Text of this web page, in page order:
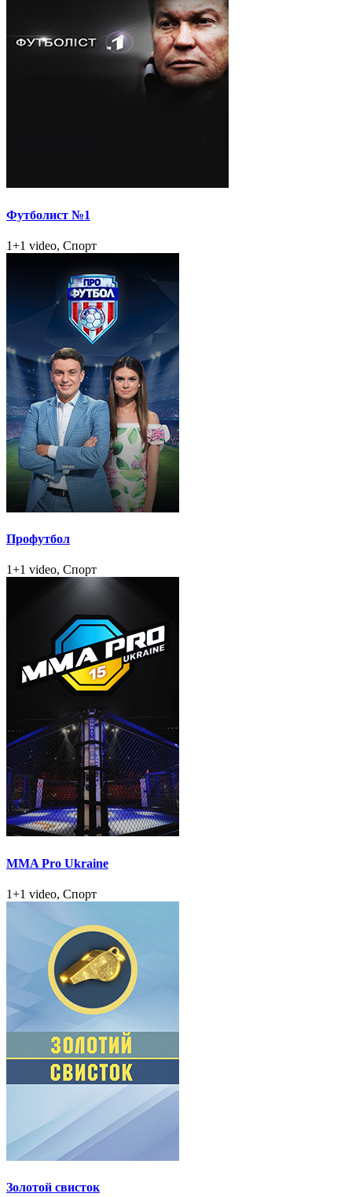
Футболист №1
1+1 video, Спорт
Профутбол
1+1 video, Спорт
MMA Pro Ukraine
1+1 video, Спорт
Золотой свисток